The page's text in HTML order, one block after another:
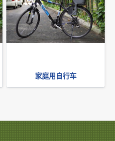
家庭用自行车